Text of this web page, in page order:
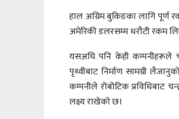
हाल अग्रिम बुकिङका लागि पूर्ण
अमेरिकी डलरसम्म धरौटी रकम
यसअघि पनि केही कम्पनीहरूले
पृथ्वीबाट निर्माण सामग्री
कम्पनीले रोबोटिक प्रविधिबाट
लक्ष्य राखेको छ।